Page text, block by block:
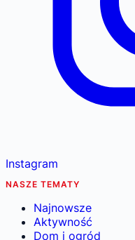
Instagram
NASZE TEMATY
Najnowsze
Aktywność
Dom i ogród